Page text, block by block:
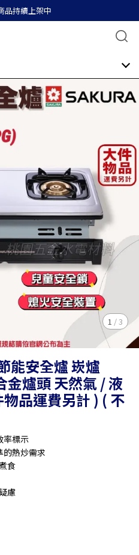
品持續上架中
1 /3
能安全爐 崁爐
金爐頭 天然氣 / 液
品運費另計 ) ( 不
率標示
的熱炒需求
食
慮